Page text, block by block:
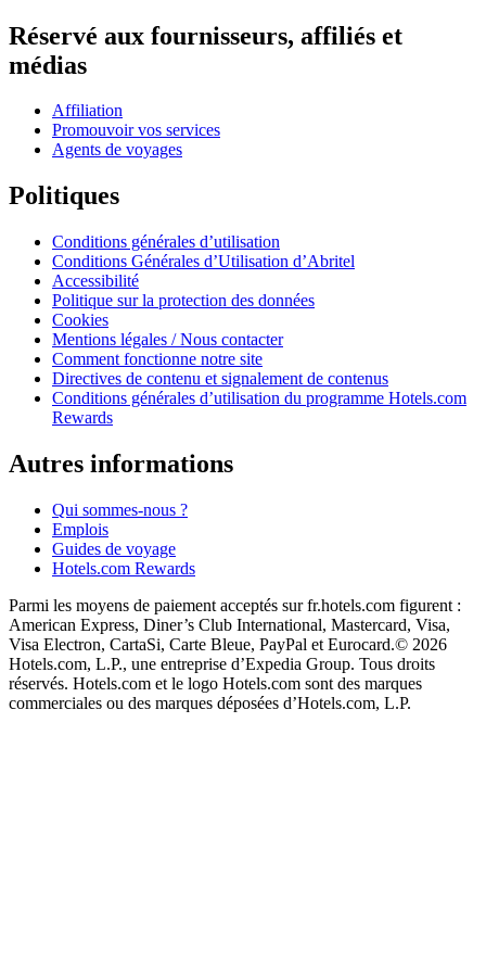
Réservé aux fournisseurs, affiliés et
médias
Affiliation
Promouvoir vos services
Agents de voyages
Politiques
Conditions générales d’utilisation
Conditions Générales d’Utilisation d’Abritel
Accessibilité
Politique sur la protection des données
Cookies
Mentions légales / Nous contacter
Comment fonctionne notre site
Directives de contenu et signalement de contenus
Conditions générales d’utilisation du programme Hotels.com
Rewards
Autres informations
Qui sommes-nous ?
Emplois
Guides de voyage
Hotels.com Rewards
Parmi les moyens de paiement acceptés sur fr.hotels.com figurent :
American Express, Diner’s Club International, Mastercard, Visa,
Visa Electron, CartaSi, Carte Bleue, PayPal et Eurocard.© 2026
Hotels.com, L.P., une entreprise d’Expedia Group. Tous droits
réservés. Hotels.com et le logo Hotels.com sont des marques
commerciales ou des marques déposées d’Hotels.com, L.P.